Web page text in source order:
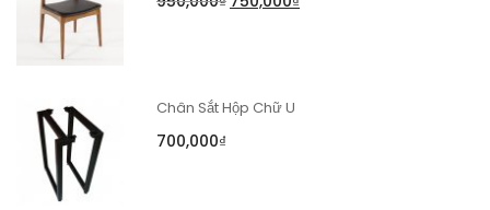
Chân Sắt Hộp Chữ U
700,000₫